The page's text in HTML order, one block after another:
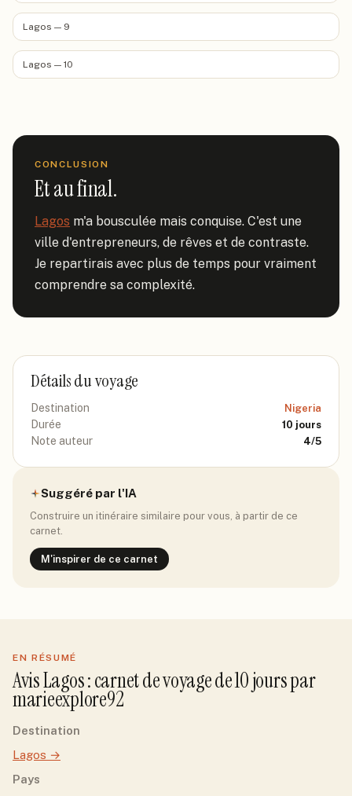
Lagos — 9
Lagos — 10
CONCLUSION
Et au final.
Lagos m'a bousculée mais conquise. C'est une
ville d'entrepreneurs, de rêves et de contraste.
Je repartirais avec plus de temps pour vraiment
comprendre sa complexité.
Détails du voyage
Destination Nigeria
Durée 10 jours
Note auteur 4/5
Suggéré par l'IA
Construire un itinéraire similaire pour vous, à partir de ce
carnet.
M'inspirer de ce carnet
EN RÉSUMÉ
AvisLagos: carnet de voyage de10jourspar
marieexplore92
Destination
Lagos →
Pays